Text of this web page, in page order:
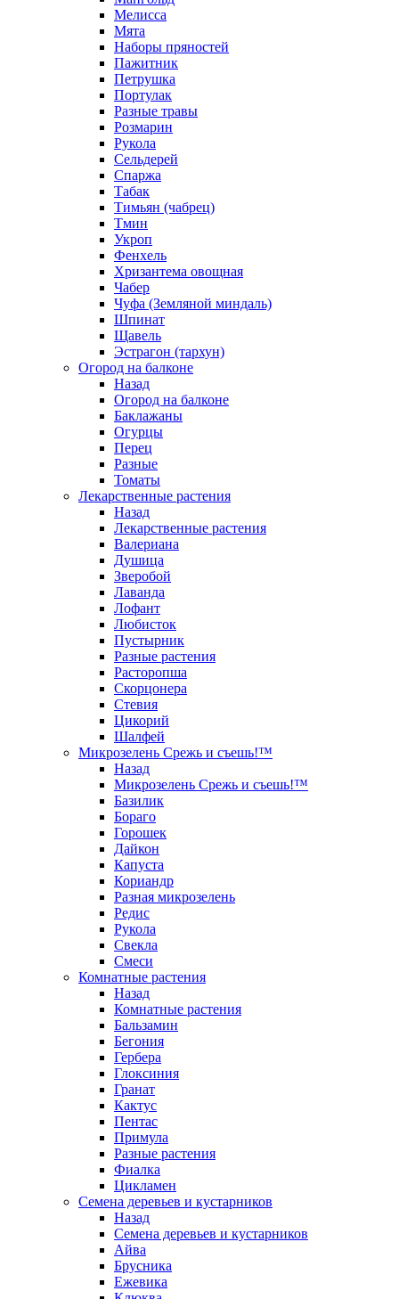
Мелисса
Мята
Наборы пряностей
Пажитник
Петрушка
Портулак
Разные травы
Розмарин
Рукола
Сельдерей
Спаржа
Табак
Тимьян (чабрец)
Тмин
Укроп
Фенхель
Хризантема овощная
Чабер
Чуфа (Земляной миндаль)
Шпинат
Щавель
Эстрагон (тархун)
Огород на балконе
Назад
Огород на балконе
Баклажаны
Огурцы
Перец
Разные
Томаты
Лекарственные растения
Назад
Лекарственные растения
Валериана
Душица
Зверобой
Лаванда
Лофант
Любисток
Пустырник
Разные растения
Расторопша
Скорцонера
Стевия
Цикорий
Шалфей
Микрозелень Срежь и съешь!™
Назад
Микрозелень Срежь и съешь!™
Базилик
Бораго
Горошек
Дайкон
Капуста
Кориандр
Разная микрозелень
Редис
Рукола
Свекла
Смеси
Комнатные растения
Назад
Комнатные растения
Бальзамин
Бегония
Гербера
Глоксиния
Гранат
Кактус
Пентас
Примула
Разные растения
Фиалка
Цикламен
Семена деревьев и кустарников
Назад
Семена деревьев и кустарников
Айва
Брусника
Ежевика